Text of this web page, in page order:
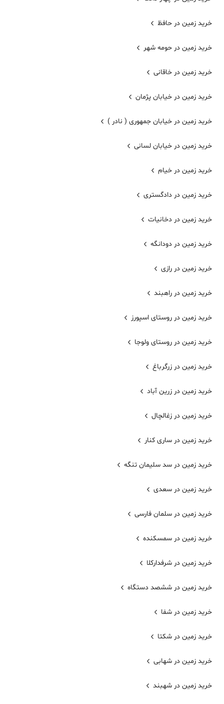
خرید زمین در حافظ
خرید زمین در حومه شهر
خرید زمین در خاقانی
خرید زمین در خیابان پژمان
خرید زمین در خیابان جمهوری ( نادر )
خرید زمین در خیابان لسانی
خرید زمین در خیام
خرید زمین در دادگستری
خرید زمین در دخانیات
خرید زمین در دودانگه
خرید زمین در رازی
خرید زمین در راهبند
خرید زمین در روستای اسپورز
خرید زمین در روستای ولوجا
خرید زمین در زرگرباغ
خرید زمین در زرین آباد
خرید زمین در زغالچال
خرید زمین در ساری کنار
خرید زمین در سد سلیمان تنگه
خرید زمین در سعدی
خرید زمین در سلمان فارسی
خرید زمین در سمسکنده
خرید زمین در شرفدارکلا
خرید زمین در ششصد دستگاه
خرید زمین در شفا
خرید زمین در شکتا
خرید زمین در شهابی
خرید زمین در شهبند